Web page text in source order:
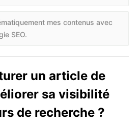
mes contenus avec
SEO.
un article de
sa visibilité
de recherche ?